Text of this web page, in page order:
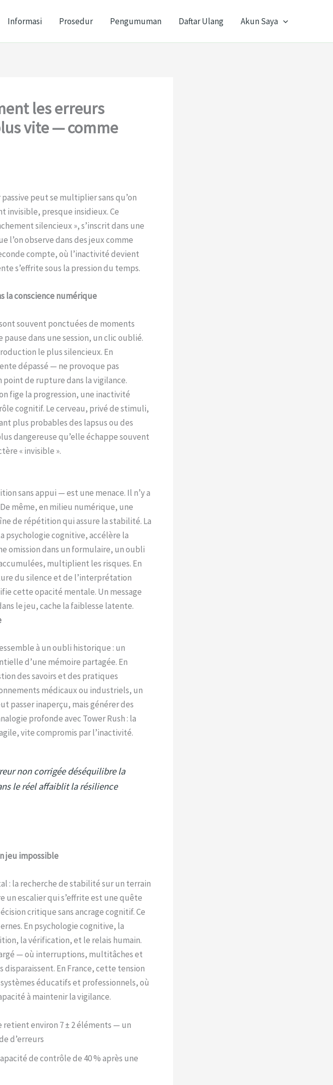
Informasi Prosedur Pengumuman Daftar Ulang Akun Saya
les erreurs
vite — comme
peut se multiplier sans qu’on
invisible, presque insidieux. Ce
silencieux », s’inscrit dans une
l’on observe dans des jeux comme
compte, où l’inactivité devient
s’effrite sous la pression du temps.
la conscience numérique
souvent ponctuées de moments
dans une session, un clic oublié.
le plus silencieux. En
dépassé — ne provoque pas
point de rupture dans la vigilance.
fige la progression, une inactivité
cognitif. Le cerveau, privé de stimuli,
plus probables des lapsus ou des
dangereuse qu’elle échappe souvent
« invisible ».
sans appui — est une menace. Il n’y a
même, en milieu numérique, une
de répétition qui assure la stabilité. La
psychologie cognitive, accélère la
omission dans un formulaire, un oubli
multiplient les risques. En
du silence et de l’interprétation
cette opacité mentale. Un message
le jeu, cache la faiblesse latente.
à un oubli historique : un
d’une mémoire partagée. En
des savoirs et des pratiques
médicaux ou industriels, un
passer inaperçu, mais générer des
profonde avec Tower Rush : la
vite compromis par l’inactivité.
non corrigée déséquilibre la
le réel affaiblit la résilience
jeu impossible
: la recherche de stabilité sur un terrain
un escalier qui s’effrite est une quête
critique sans ancrage cognitif. Ce
En psychologie cognitive, la
la vérification, et le relais humain.
— où interruptions, multitâches et
En France, cette tension
éducatifs et professionnels, où
à maintenir la vigilance.
environ 7 ± 2 éléments — un
d’erreurs
de contrôle de 40 % après une